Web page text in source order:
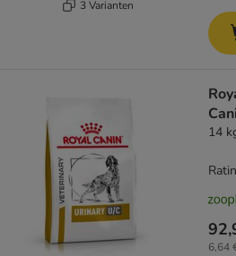
3 Varianten
14
6,64